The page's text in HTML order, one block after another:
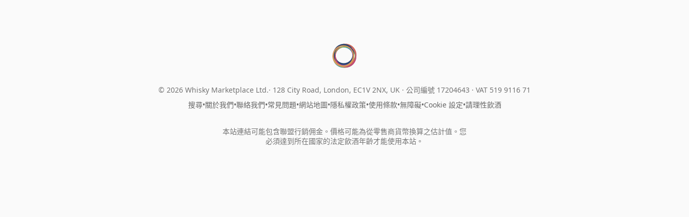
© 2026 Whisky Marketplace Ltd. 128 City Road, London, EC1V 2NX, UK · 公司編號 17204643 · VAT 519 9116 71
搜尋•關於我們•聯絡我們•常見問題•網站地圖•隱私權政策•使用條款•無障礙•Cookie 設定•請理性飲酒
本站連結可能包含聯盟行銷佣金。價格可能為從零售商貨幣換算之估計值。您
必須達到所在國家的法定飲酒年齡才能使用本站。